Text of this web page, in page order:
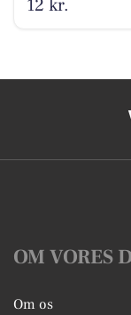
12 kr.
OM VORES
Om os